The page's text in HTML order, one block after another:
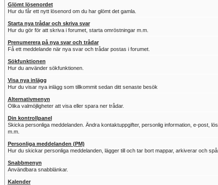
Glömt lösenordet
Hur du får ett nytt lösenord om du har glömt det gamla.
Starta nya trådar och skriva svar
Hur du gör för att skriva i forumet, starta omröstningar m.m.
Prenumerera på nya svar och trådar
Få ett meddelande när nya svar och trådar postas i forumet.
Sökfunktionen
Hur du använder sökfunktionen.
Visa nya inlägg
Hur du visar nya inlägg som tillkommit sedan ditt senaste besök
Alternativmenyn
Olika valmöjligheter att visa eller spara ner trådar.
Din kontrollpanel
Skicka personliga meddelanden. Ändra kontaktuppgifter, personlig information, e-post,
m.m.
Personliga meddelanden (PM)
Hur du skickar personliga meddelanden, lägger till och tar bort mappar, arkiverar och
Snabbmenyn
Användbara snabblänkar.
Kalender